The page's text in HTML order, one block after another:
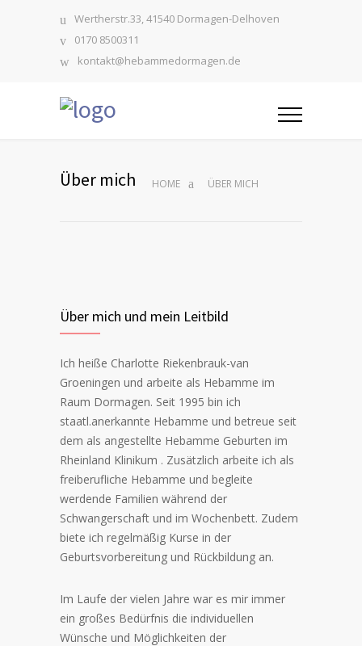
Wertherstr.33, 41540 Dormagen-Delhoven
0170 8500311
kontakt@hebammedormagen.de
Über mich HOME ÜBER MICH
Über mich und mein Leitbild
Ich heiße Charlotte Riekenbrauk-van
Groeningen und arbeite als Hebamme im
Raum Dormagen. Seit 1995 bin ich
staatl.anerkannte Hebamme und betreue seit
dem als angestellte Hebamme Geburten im
Rheinland Klinikum . Zusätzlich arbeite ich als
freiberufliche Hebamme und begleite
werdende Familien während der
Schwangerschaft und im Wochenbett. Zudem
biete ich regelmäßig Kurse in der
Geburtsvorbereitung und Rückbildung an.
Im Laufe der vielen Jahre war es mir immer
ein großes Bedürfnis die individuellen
Wünsche und Möglichkeiten der